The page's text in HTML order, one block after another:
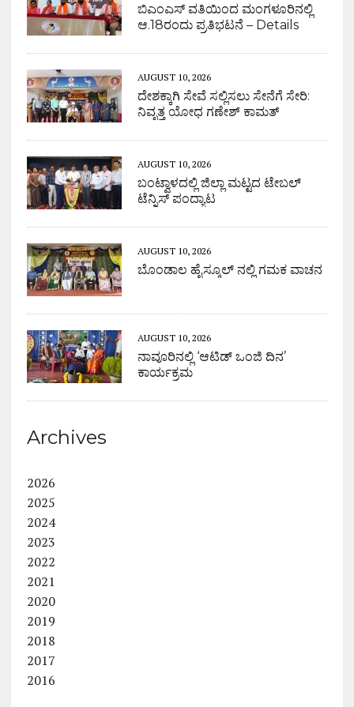
ಬಿಎಂಎಸ್ ವತಿಯಿಂದ ಮಂಗಳೂರಿನಲ್ಲಿ
ಆ.18ರಂದು ಪ್ರತಿಭಟನೆ – Details
AUGUST 10, 2026
ದೇಶಕ್ಕಾಗಿ ಸೇವೆ ಸಲ್ಲಿಸಲು ಸೇನೆಗೆ ಸೇರಿ:
ನಿವೃತ್ತ ಯೋಧ ಗಣೇಶ್ ಕಾಮತ್
AUGUST 10, 2026
ಬಂಟ್ವಾಳದಲ್ಲಿ ಜಿಲ್ಲಾ ಮಟ್ಟದ ಟೇಬಲ್
ಟೆನ್ನಿಸ್ ಪಂದ್ಯಾಟ
AUGUST 10, 2026
ಬೊಂಡಾಲ ಹೈಸ್ಕೂಲ್ ನಲ್ಲಿ ಗಮಕ ವಾಚನ
AUGUST 10, 2026
ನಾವೂರಿನಲ್ಲಿ ‘ಆಟಿಡ್ ಒಂಜಿ ದಿನ’
ಕಾರ್ಯಕ್ರಮ
Archives
2026
2025
2024
2023
2022
2021
2020
2019
2018
2017
2016